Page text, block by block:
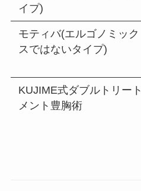
イプ)
モティバ(エルゴノミック
スではないタイプ)
KUJIME式ダブルトリート
メント豊胸術